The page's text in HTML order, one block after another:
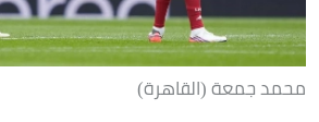
محمد جمعة (القاهرة)